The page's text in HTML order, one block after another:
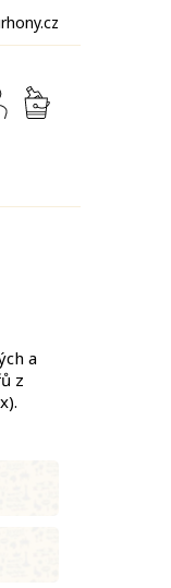
NÁKUPNÍ
KOŠÍK
a
z